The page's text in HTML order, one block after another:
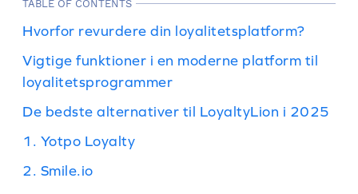
TABLE OF CONTENTS
Hvorfor revurdere din loyalitetsplatform?
Vigtige funktioner i en moderne platform til
loyalitetsprogrammer
De bedste alternativer til LoyaltyLion i 2025
1. Yotpo Loyalty
2. Smile.io